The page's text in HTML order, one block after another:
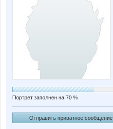
Портрет заполнен на 70 %
Отправить приватное сообщение